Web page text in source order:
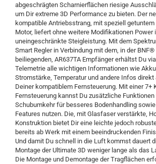
abgeschrägten Scharnierflächen riesige
um Dir extreme 3D Performance zu bieten. Der
kompatible Antriebsstrang, mit speziell getuntem
Motor, liefert ohne weitere Modifikationen Power
uneingeschränkte Steigleistung. Mit dem
Smart Regler in Verbindung mit dem, in der
beiliegenden, AR637TA Empfänger erhältst Du
Telemetrie alle wichtigen Informationen wie
Stromstärke, Temperatur und andere Infos
Deiner kompatiblem Fernsteuerung. Mit einer 7+
Fernsteuerung kannst Du zusätzliche
Schubumkehr für besseres Bodenhandling
Features nutzen. Die, mit Glasfaser verstärkte,
Konstruktion bietet Dir eine leichte jedoch
bereits ab Werk mit einem beeindruckenden
Und damit Du schnell in die Luft kommst dauert
Montage der Ultimate 3D weniger lange als das
Die Montage und Demontage der Tragflächen